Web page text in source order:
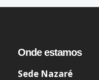
Onde estamos
Sede Nazaré